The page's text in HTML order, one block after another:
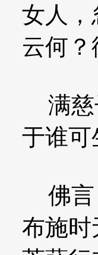
女人，
云何？
满慈
于谁可
佛言
布施时